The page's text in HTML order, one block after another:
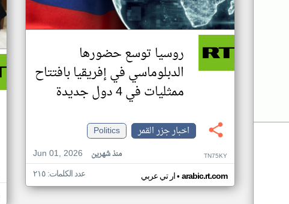
روسيا توسع حضورها
الدبلوماسي في إفريقيا بافتتاح
ممثليات في 4 دول جديدة
اخبار جزر القمر
Politics
Jun 01, 2026
منذ شهرين TN75KY
ار تي عربي• arabic.rt.com عدد الكلمات: ٢١٥